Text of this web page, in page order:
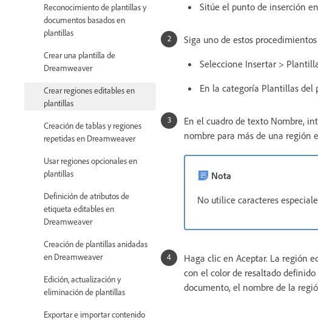
Reconocimiento de plantillas y
documentos basados en
plantillas
Crear una plantilla de
Dreamweaver
Crear regiones editables en
plantillas
Creación de tablas y regiones
repetidas en Dreamweaver
Usar regiones opcionales en
plantillas
Definición de atributos de
etiqueta editables en
Dreamweaver
Creación de plantillas anidadas
en Dreamweaver
Edición, actualización y
eliminación de plantillas
Exportar e importar contenido
Sitúe el punto de inserción
Siga uno de estos
Seleccione Insertar >
En la categoría Plantillas del
En el cuadro de texto Nombre,
nombre para más de una
Nota
No utilice caracteres
Haga clic en Aceptar. La región
con el color de resaltado
documento, el nombre de la